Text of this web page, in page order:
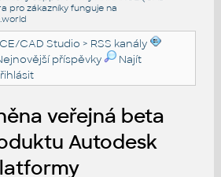
pro zákazníky funguje na
CAD Studio > RSS kanály
příspěvky
Najít
veřejná beta
Autodesk